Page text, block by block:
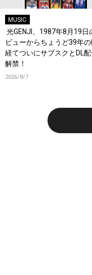
MUSIC
光GENJI、1987年8月19日
ビューからちょうど39年
経てついにサブスクとDL
解禁！
2026/8/7